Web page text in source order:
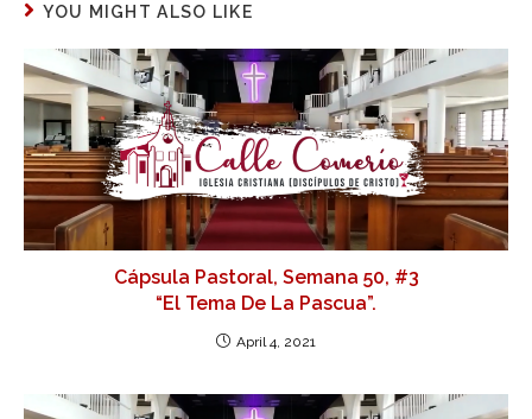
YOU MIGHT ALSO LIKE
Cápsula Pastoral, Semana 50, #3
“El Tema De La Pascua”.
April 4, 2021